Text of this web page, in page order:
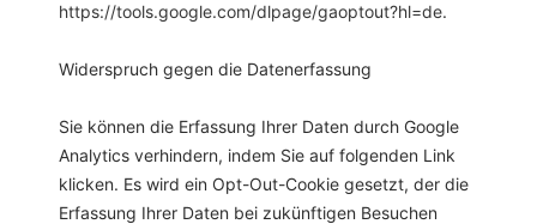
https://tools.google.com/dlpage/gaoptout?hl=de.
Widerspruch gegen die Datenerfassung
Sie können die Erfassung Ihrer Daten durch Google
Analytics verhindern, indem Sie auf folgenden Link
klicken. Es wird ein Opt-Out-Cookie gesetzt, der die
Erfassung Ihrer Daten bei zukünftigen Besuchen